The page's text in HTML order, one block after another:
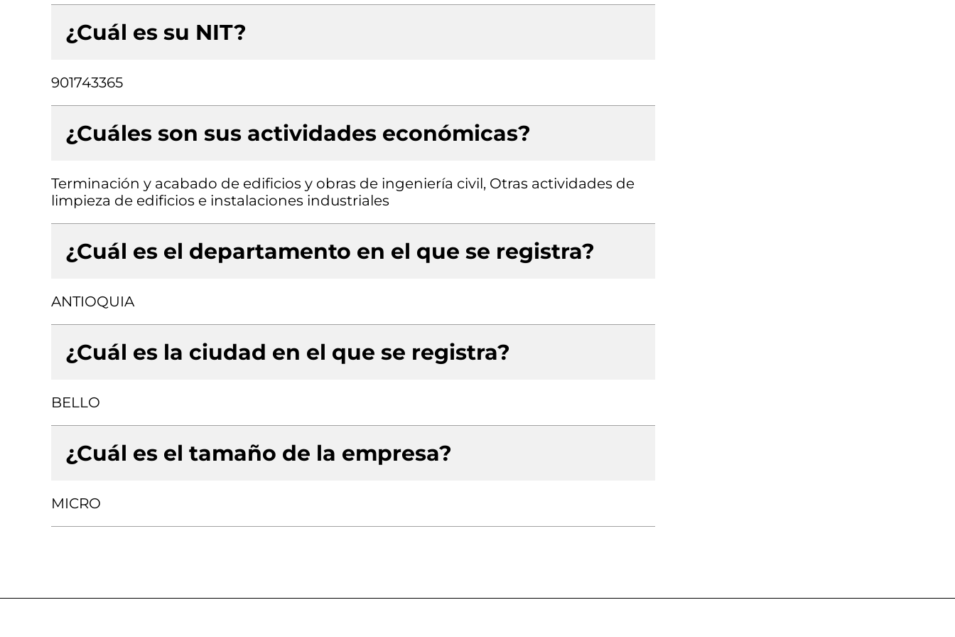
¿Cuál es su NIT?
901743365
¿Cuáles son sus actividades económicas?
Terminación y acabado de edificios y obras de ingeniería civil, Otras actividades de
limpieza de edificios e instalaciones industriales
¿Cuál es el departamento en el que se registra?
ANTIOQUIA
¿Cuál es la ciudad en el que se registra?
BELLO
¿Cuál es el tamaño de la empresa?
MICRO